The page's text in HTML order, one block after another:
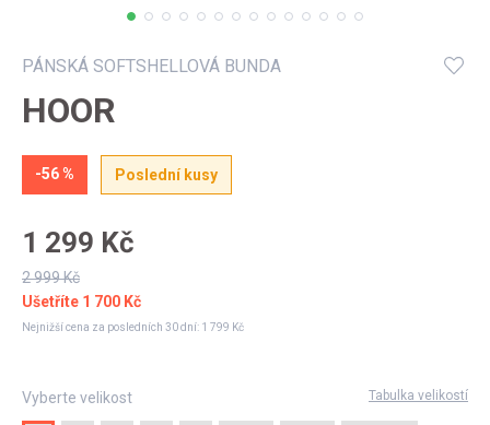
PÁNSKÁ SOFTSHELLOVÁ BUNDA
HOOR
-56 % Poslední kusy
1 299 Kč
2 999 Kč
Ušetříte 1 700 Kč
Nejnižší cena za posledních 30 dní: 1 799 Kč
Vyberte velikost Tabulka velikostí